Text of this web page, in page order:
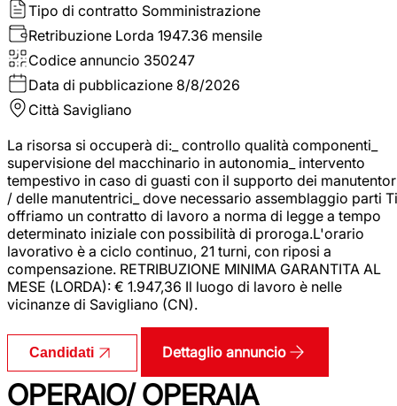
Tipo di contratto Somministrazione
Retribuzione Lorda 1947.36 mensile
Codice annuncio 350247
Data di pubblicazione 8/8/2026
Città Savigliano
La risorsa si occuperà di:_ controllo qualità componenti_
supervisione del macchinario in autonomia_ intervento
tempestivo in caso di guasti con il supporto dei
/ delle manutentrici_ dove necessario assemblaggio parti Ti
offriamo un contratto di lavoro a norma di legge a tempo
determinato iniziale con possibilità di proroga.L'orario
lavorativo è a ciclo continuo, 21 turni, con riposi a
compensazione. RETRIBUZIONE MINIMA GARANTITA AL
MESE (LORDA): € 1.947,36 Il luogo di lavoro è nelle
vicinanze di Savigliano (CN).
Candidati Dettaglio annuncio
OPERAIO/ OPERAIA